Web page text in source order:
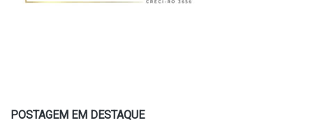
POSTAGEM EM DESTAQUE